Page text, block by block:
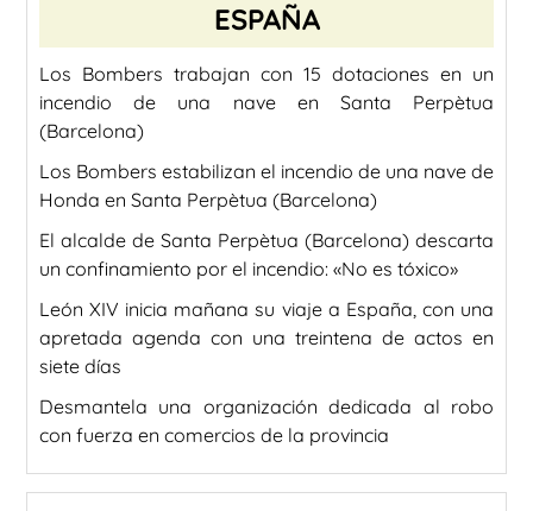
ESPAÑA
Los Bombers trabajan con 15 dotaciones en un
incendio de una nave en Santa Perpètua
(Barcelona)
Los Bombers estabilizan el incendio de una nave de
Honda en Santa Perpètua (Barcelona)
El alcalde de Santa Perpètua (Barcelona) descarta
un confinamiento por el incendio: «No es tóxico»
León XIV inicia mañana su viaje a España, con una
apretada agenda con una treintena de actos en
siete días
Desmantela una organización dedicada al robo
con fuerza en comercios de la provincia